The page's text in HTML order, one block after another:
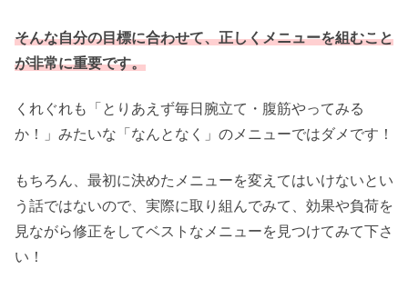
そんな自分の目標に合わせて、正しくメニューを組むこと
が非常に重要です。
くれぐれも「とりあえず毎日腕立て・腹筋やってみる
か！」みたいな「なんとなく」のメニューではダメです！
もちろん、最初に決めたメニューを変えてはいけないとい
う話ではないので、実際に取り組んでみて、効果や負荷を
見ながら修正をしてベストなメニューを見つけてみて下さ
い！